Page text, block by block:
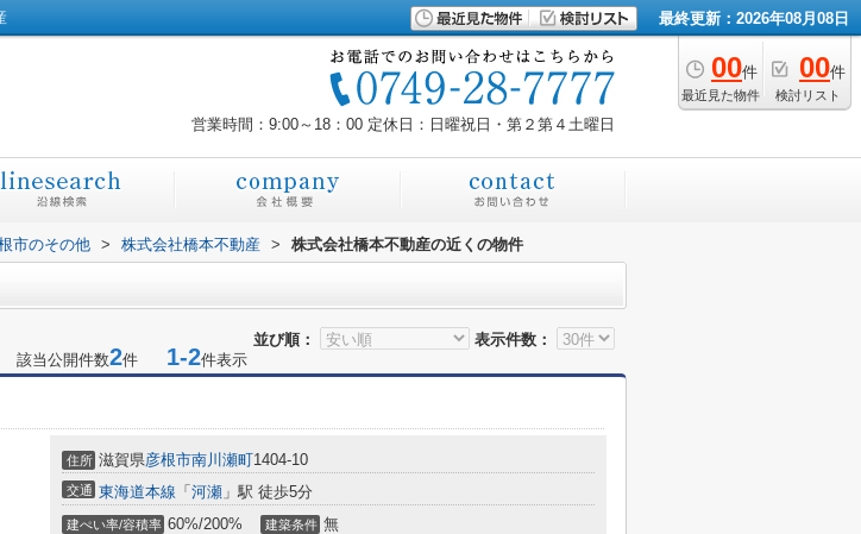
最終更新：2026年08月08日
00件
最近見た物件
00件
検討リスト
営業時間：9:00～18：00 定休日：日曜祝日・第２第４土曜日
市のその他 > 株式会社橋本不動産 > 株式会社橋本不動産の近くの物件
並び順： 表示件数：
該当公開件数2件 1-2件表示
住所 滋賀県彦根市南川瀬町1404-10
交通 東海道本線 「 河瀬 」駅 徒歩5分
建ぺい率/容積率 60%/200% 建築条件 無